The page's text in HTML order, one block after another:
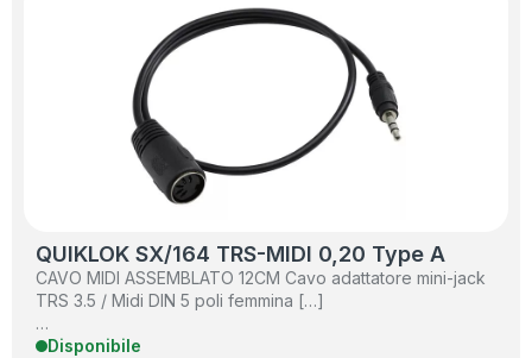
QUIKLOK SX/164 TRS-MIDI 0,20 Type A
CAVO MIDI ASSEMBLATO 12CM Cavo adattatore mini-jack
TRS 3.5 / Midi DIN 5 poli femmina […]
…
Disponibile